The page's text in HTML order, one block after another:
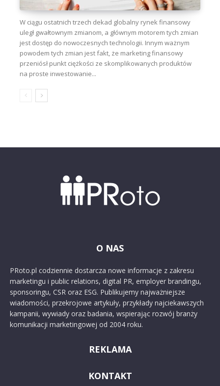
W ciągu ostatnich trzech dekad globalny rynek finansowy
uległ gwałtownym zmianom, a głównym motorem tych zmian
jest dostęp do nowoczesnych technologii. Innym ważnym
powodem tych zmian jest fakt, że marketing finansowy
przeniósł punkt ciężkości ze skomplikowanych produktów
na proste inwestowanie...
O NAS
PRoto.pl codziennie dostarcza nowe informacje z zakresu
marketingu i public relations, digital PR, employer brandingu,
sponsoringu, CSR oraz ESG. Publikujemy najważniejsze
wiadomości, przekrojowe artykuły, przykłady najciekawszych
kampanii, wywiady oraz badania, wspierając rozwój branży
komunikacji marketingowej od 2004 roku.
REKLAMA
KONTAKT